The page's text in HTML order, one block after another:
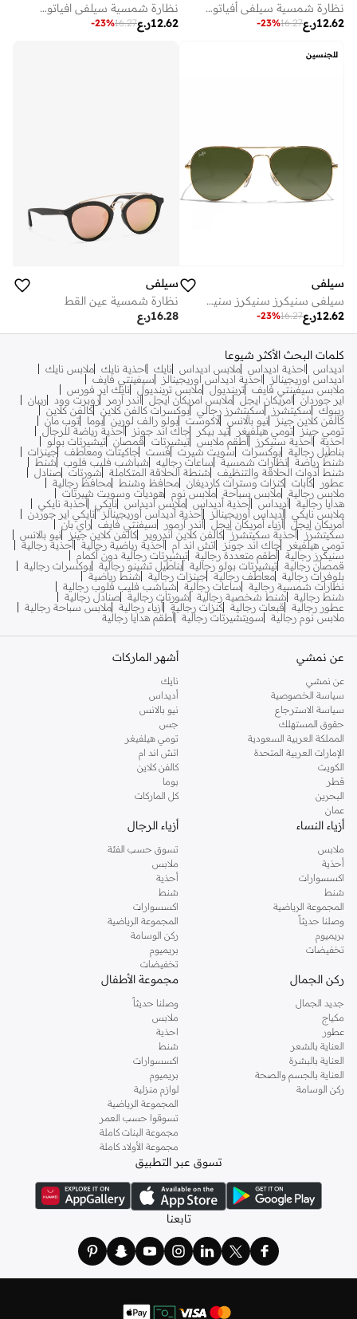
نظارة شمسية سيلفي أفياتور بإطار معدني ذهبي أصفر وحماية
ر.ع12.62
16.27
-23%
نظارة شمسية سيلفي افياتور بإطار معدني أخضر وفضي
ر.ع12.62
16.27
-23%
للجنسين
سيلفي
سيلفي سنيكرز سنيكرز سنيكرز سنيكرز سنيكرز سنيكرز سنيكرز سنيكرز سنيكرز سنيكرز سنيكرز سنيكرز سنيكرز سنيكرز سنيكرز سنيكرز سنيكرز سنيكرز سنيكرز سنيكرز سنيكرز سنيكرز سنيكرز سنيكرز سنيكرز سنيكرز سنيكرز سنيكرز سنيكرز سنيكرز سنيكرز سنيكرز سنيكرز سنيكرز سنيكرز سنيكرز سنيكرز سنيكرز سنيكرز سنيكرز سنيكرز سنيكرز سنيكرز سنيكرز سنيكرز سنيكرز سنيكرز سنيكرز سنيكرز سنيكرز سنيكرز سنيكرز سنيكرز سنيكرز سنيكرز سنيكرز سنيكرز سنيكرز سنيكرز سنيكرز سنيكرز سنيكرز سنيكرز س
ر.ع12.62
16.27
-23%
سيلفي
نظارة شمسية عين القط
ر.ع16.28
كلمات البحث الأكثر شيوعا
اديداس احذية اديداس ملابس اديداس نايك احذية نايك ملابس نايك
اديداس اوريجينالز
احذية اديداس اوريجينالز
سيفينتي فايف
ملابس سيفينتي فايف ترينديول ملابس ترينديول نايك اير فورس
اير جوردان
امريكان ايجل ملابس امريكان ايجل اندر ارمر روبرت وود
ريبان
ريبوك
سكيتشرز سكيتشرز رجالي بوكسرات كالفن كلاين كالفن كلاين
كالفن كلاين جينز نيو بالانس لاكوست بولو رالف لورين بوما
توب مان
تومي جينز تومي هيلفيغر تيد بيكر جاك اند جونز
أحذية رياضة للرجال
احذية
احذية سنيكرز أطقم ملابس تيشيرتات قمصان تيشيرتات بولو
بناطيل رجالية بوكسرات سويت شيرت فست جاكيتات ومعاطف جينزات
شنط رياضة نظارات شمسية ساعات رجاليه شباشب فليب فلوب
شنط
شنط أدوات الحلاقة والتنظيف
شنطة الحلاقة المتكاملة شورتات صنادل
عطور
كابات كنزات وسترات كارديغان محافظ وشنط
محافظ رجالية
ملابس رجالية ملابس سباحة ملابس نوم
هوديات وسويت شيرتات
هدايا رجالية أديداس أحذية أديداس ملابس أديداس نايكي أحذبة نايكي
ملابس نايكي أديداس أوريجينالز أحذية أديداس أوريجينالز
نايكي اير جوردن
أمريكان إيجل أزياء أمريكان إيجل أندر آرمور سيفنتي فايف راي بان
سكيتشرز
أحذية سكيتشرز كالفن كلاين اندروير كالفن كلاين جينز
نيو بالانس
تومي هيلفيغر
جاك اند جونز اتش اند ام أحذية رياضية رجالية أحذية رجالية
سنيكرز رجالية أطقم متعددة رجالية تيشيرتات رجالية دون أكمام
قمصان رجالية تيشيرتات بولو رجالية بناطيل تشينو رجالية بوكسرات رجالية
بلوفرات رجالية معاطف رجالية جينزات رجالية
شنط رياضية
نظارات شمسية رجالية
ساعات رجالية
شباشب فليب فلوب رجالية
شنط رجالية
شنط شخصية رجالية شورتات رجالية صنادل رجالية
عطور رجالية
قبعات رجالية كنزات رجالية أزياء رجالية ملابس سباحة رجالية
ملابس نوم رجالية
سويتشيرتات رجالية أطقم هدايا رجالية
عن نمشي
عن نمشي
سياسة الخصوصية
سياسة الاسترجاع
حقوق المستهلك
المملكة العربية السعودية
الإمارات العربية المتحدة
الكويت
قطر
البحرين
عمان
أشهر الماركات
نايك
أديداس
نيو بالانس
جس
تومي هيلفيغر
اتش اند ام
كالفن كلاين
بوما
كل الماركات
أزياء النساء
ملابس
أحذية
اكسسوارات
شنط
المجموعة الرياضية
وصلنا حديثاً
بريميوم
تخفيضات
أزياء الرجال
تسوق حسب الفئة
ملابس
أحذية
شنط
اكسسوارات
المجموعة الرياضية
ركن الوسامة
بريميوم
تخفيضات
ركن الجمال
جديد الجمال
مكياج
عطور
العناية بالشعر
العناية بالبشرة
العناية بالجسم والصحة
ركن الوسامة
مجموعة الأطفال
وصلنا حديثاً
ملابس
احذية
شنط
اكسسوارات
بريميوم
لوازم منزلية
المجموعة الرياضية
تسوقوا حسب العمر
مجموعة البنات كاملة
مجموعة الأولاد كاملة
تسوق عبر التطبيق
تابعنا